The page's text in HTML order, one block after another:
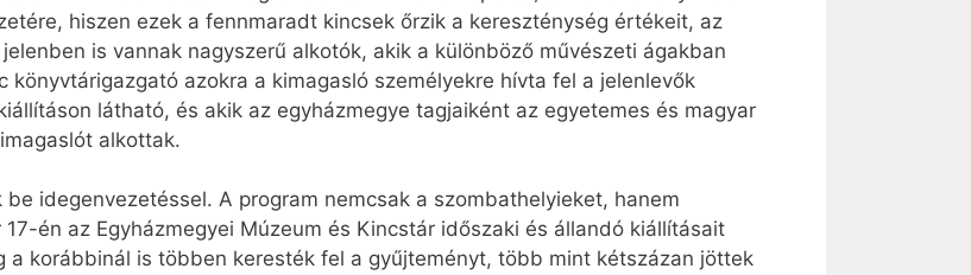
hiszen ezek a fennmaradt kincsek őrzik a kereszténység értékeit, az
is vannak nagyszerű alkotók, akik a különböző művészeti ágakban
azokra a kimagasló személyekre hívta fel a jelenlevők
látható, és akik az egyházmegye tagjaiként az egyetemes és magyar
alkottak.
idegenvezetéssel. A program nemcsak a szombathelyieket, hanem
én az Egyházmegyei Múzeum és Kincstár időszaki és állandó kiállításait
korábbinál is többen keresték fel a gyűjteményt, több mint kétszázan jöttek